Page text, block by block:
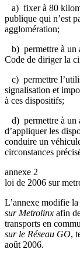
a) fixer à 80
publique qui n’est
agglomération;
b) permettre à un
Code de diriger la
c) permettre
signalisation et
à ces dispositifs;
d) permettre à un
d’appliquer les
conduire un
circonstances
annexe 2
loi de 2006 sur
L’annexe modifie
sur Metrolinx afin
transports en
sur le Réseau GO,
août 2006.